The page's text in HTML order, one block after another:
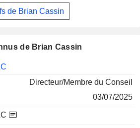
de Brian Cassin
de Brian Cassin
Directeur/Membre du Conseil
03/07/2025